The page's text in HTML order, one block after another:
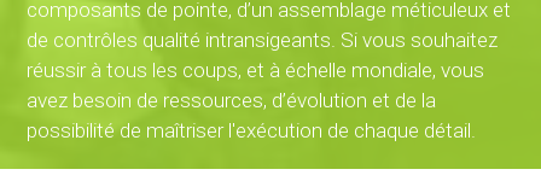
composants de pointe, d’un assemblage méticuleux et
de contrôles qualité intransigeants. Si vous souhaitez
réussir à tous les coups, et à échelle mondiale, vous
avez besoin de ressources, d’évolution et de la
possibilité de maîtriser l'exécution de chaque détail.